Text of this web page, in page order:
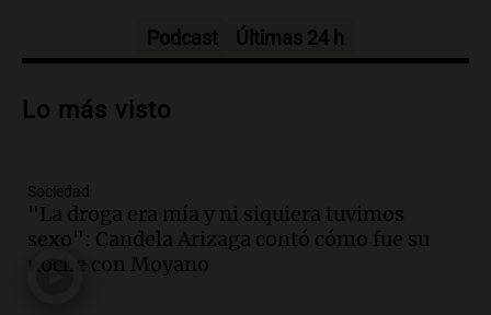
Audio.Expectativas económicas en
el próximo semestre
Audio.
Claudio Tapia expresa apoyo a la
continuidad de Leonel Scaloni como
técnico de la selección argentina
Noticias
Podcast Últimas 24 h
Lo más visto
Sociedad
"La droga era mía y ni siquiera tuvimos
sexo": Candela Arizaga contó cómo fue su
noche con Moyano